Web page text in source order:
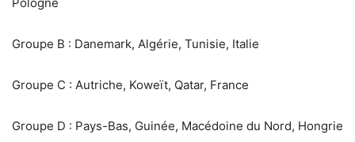
Groupe B : Danemark, Algérie, Tunisie, Italie
Groupe C : Autriche, Koweït, Qatar, France
Groupe D : Pays-Bas, Guinée, Macédoine du Nord, Hongrie